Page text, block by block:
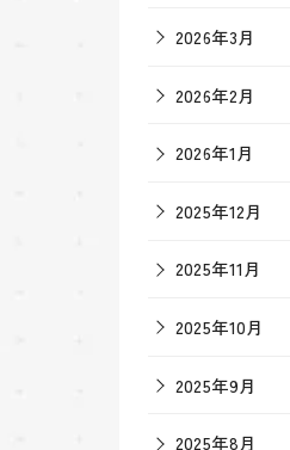
2026年3月
2026年2月
2026年1月
2025年12月
2025年11月
2025年10月
2025年9月
2025年8月